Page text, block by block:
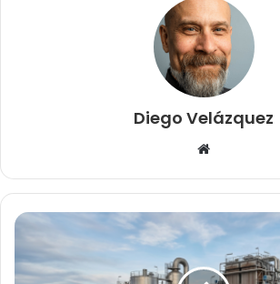
Diego Velázquez
Website